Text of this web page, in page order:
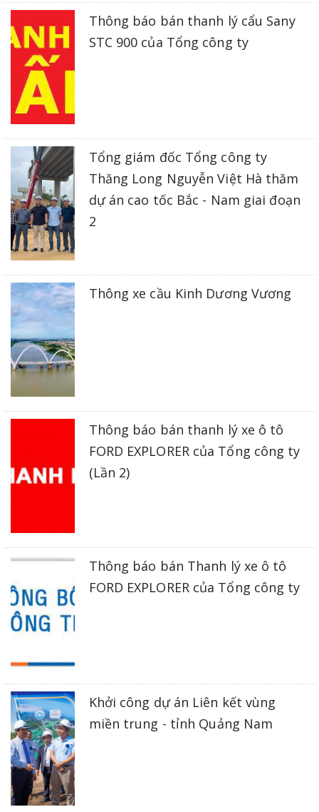
Thông báo bán thanh lý cẩu Sany
STC 900 của Tổng công ty
Tổng giám đốc Tổng công ty
Thăng Long Nguyễn Việt Hà thăm
dự án cao tốc Bắc - Nam giai đoạn
2
Thông xe cầu Kinh Dương Vương
Thông báo bán thanh lý xe ô tô
FORD EXPLORER của Tổng công ty
(Lần 2)
Thông báo bán Thanh lý xe ô tô
FORD EXPLORER của Tổng công ty
Khởi công dự án Liên kết vùng
miền trung - tỉnh Quảng Nam